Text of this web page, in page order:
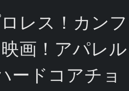
レス！カンフ
画！アパレル
ードコアチョ